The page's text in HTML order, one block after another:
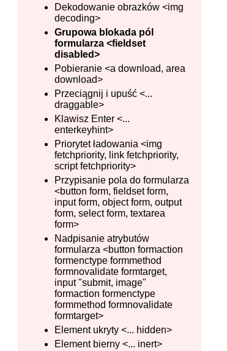
Dekodowanie obrazków <img
decoding>
Grupowa blokada pól
formularza <fieldset
disabled>
Pobieranie <a download, area
download>
Przeciągnij i upuść <...
draggable>
Klawisz Enter <...
enterkeyhint>
Priorytet ładowania <img
fetchpriority, link fetchpriority,
script fetchpriority>
Przypisanie pola do formularza
<button form, fieldset form,
input form, object form, output
form, select form, textarea
form>
Nadpisanie atrybutów
formularza <button formaction
formenctype formmethod
formnovalidate formtarget,
input "submit, image"
formaction formenctype
formmethod formnovalidate
formtarget>
Element ukryty <... hidden>
Element bierny <... inert>